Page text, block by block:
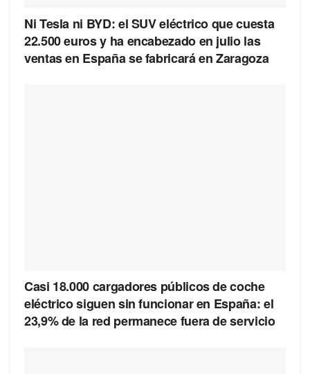
Ni Tesla ni BYD: el SUV eléctrico que cuesta
22.500 euros y ha encabezado en julio las
ventas en España se fabricará en Zaragoza
Casi 18.000 cargadores públicos de coche
eléctrico siguen sin funcionar en España: el
23,9% de la red permanece fuera de servicio